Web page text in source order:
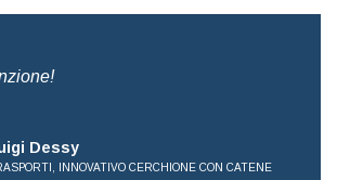
Dessy
INNOVATIVO CERCHIONE CON CATENE